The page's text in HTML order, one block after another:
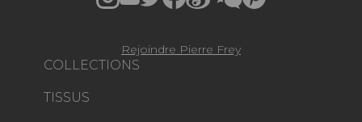
COLLECTIONS
TISSUS
Rejoindre Pierre Frey